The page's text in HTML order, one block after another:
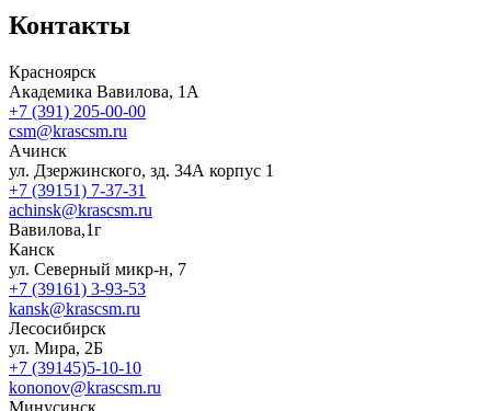
Контакты
Красноярск
Академика Вавилова, 1А
+7 (391) 205-00-00
csm@krascsm.ru
Ачинск
ул. Дзержинского, зд. 34А корпус 1
+7 (39151) 7-37-31
achinsk@krascsm.ru
Вавилова,1г
Канск
ул. Северный микр-н, 7
+7 (39161) 3-93-53
kansk@krascsm.ru
Лесосибирск
ул. Мира, 2Б
+7 (39145)5-10-10
kononov@krascsm.ru
Минусинск